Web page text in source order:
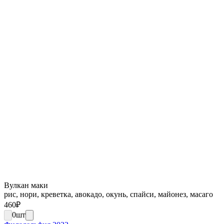
Вулкан маки
рис, нори, креветка, авокадо, окунь, спайси, майонез, масаго
460₽
0шт